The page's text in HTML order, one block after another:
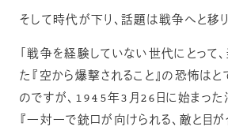
そして時代が下り、話題は戦争へと移り
「戦争を経験していない世代にとって
た『空から爆撃されること』の恐怖は
のですが、1945年3月26日に始まった
『一対一で銃口が向けられる、敵と目が